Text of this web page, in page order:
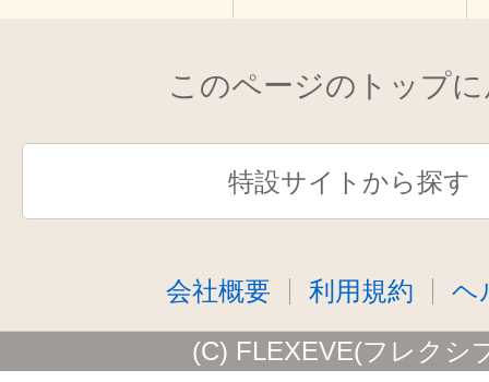
このページのトップ
特設サイトから探す
会社概要 利用規約 ヘ
(C) FLEXEVE(フレクシ